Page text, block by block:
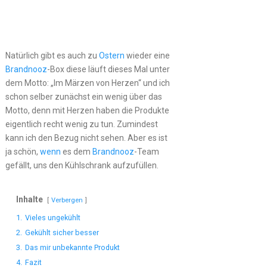
Natürlich gibt es auch zu Ostern wieder eine
Brandnooz-Box diese läuft dieses Mal unter
dem Motto: „Im Märzen von Herzen“ und ich
schon selber zunächst ein wenig über das
Motto, denn mit Herzen haben die Produkte
eigentlich recht wenig zu tun. Zumindest
kann ich den Bezug nicht sehen. Aber es ist
ja schön, wenn es dem Brandnooz-Team
gefällt, uns den Kühlschrank aufzufüllen.
Inhalte Verbergen
1. Vieles ungekühlt
2. Gekühlt sicher besser
3. Das mir unbekannte Produkt
4. Fazit